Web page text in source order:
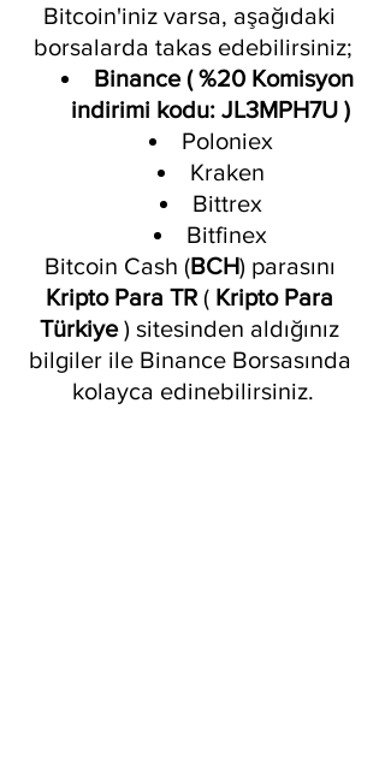
Bitcoin'iniz varsa, aşağıdaki
borsalarda takas edebilirsiniz;
Binance ( %20 Komisyon
indirimi kodu: JL3MPH7U )
Poloniex
Kraken
Bittrex
Bitfinex
Bitcoin Cash (BCH) parasını
Kripto Para TR ( Kripto Para
Türkiye ) sitesinden aldığınız
bilgiler ile Binance Borsasında
kolayca edinebilirsiniz.